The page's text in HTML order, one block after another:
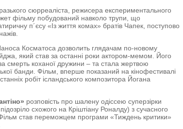
сюрреаліста, режисера експериментального
фільму побудований навколо трупи, що
п´єсу «Із життя комах» братів Чапек, поступово
Косматоса дозволить глядачам по-новому
який став за останні роки актором-мемом. Його
смерть коханої дружини – та стала жертвою
банди. Фільм, вперше показаний на кінофестивалі
робіт ісландського композитора Йогана
розповість про шалену одіссею суперзірки
схожого на Кріштіану Роналду) з сучасного
став переможцем програми «Тиждень критики»